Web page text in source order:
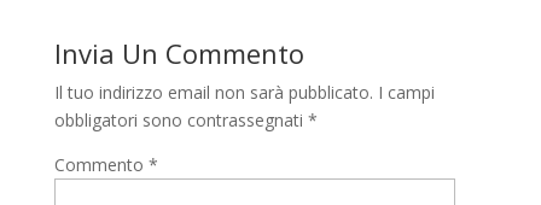
Invia Un Commento
Il tuo indirizzo email non sarà pubblicato. I campi
obbligatori sono contrassegnati *
Commento *